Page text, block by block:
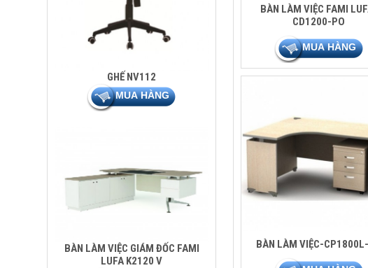
GHẾ NV112
BÀN LÀM VIỆC GIÁM ĐỐC FAMI
LUFA K2120 V
BÀN LÀM VIỆC FAMI
CD1200-PO
BÀN LÀM VIỆC-